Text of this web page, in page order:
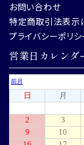
お問い合わせ
特定商取引法表示
プライバシーポリシ
営業日カレンダ